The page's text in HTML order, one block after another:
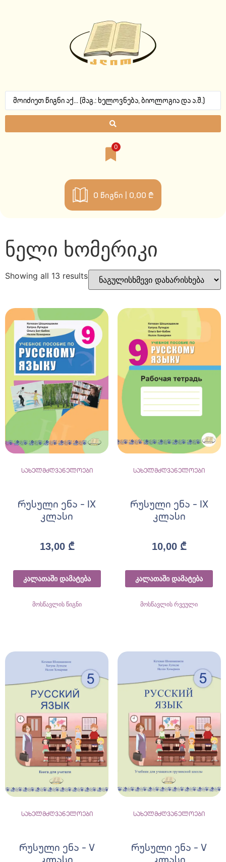
0
0 წიგნი | 0,00 ₾
ნელი ხომერიკი
Showing all 13 results
სახელმძღვანელოები
რუსული ენა – IX
კლასი
13,00 ₾
კალათაში დამატება
მოსწავლის წიგნი
სახელმძღვანელოები
რუსული ენა – IX
კლასი
10,00 ₾
კალათაში დამატება
მოსწავლის რვეული
სახელმძღვანელოები
რუსული ენა – V
კლასი
სახელმძღვანელოები
რუსული ენა – V
კლასი